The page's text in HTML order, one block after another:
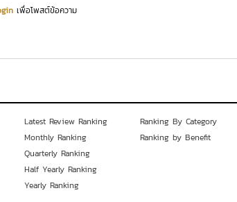
เพื่อโพสต์ข้อความ
Latest Review Ranking
Monthly Ranking
Quarterly Ranking
Half Yearly Ranking
Yearly Ranking
Ranking By Category
Ranking by Benefit